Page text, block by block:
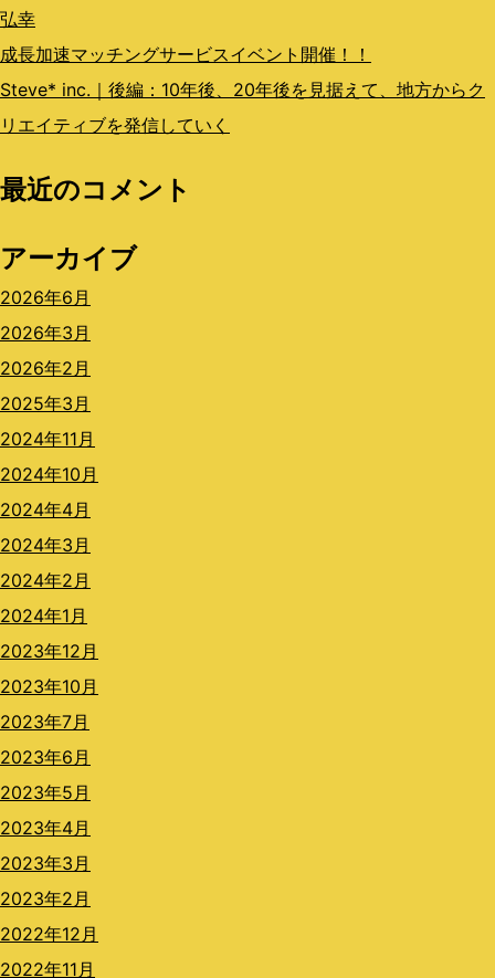
弘幸
成長加速マッチングサービスイベント開催！！
Steve* inc.｜後編：10年後、20年後を見据えて、地方からク
リエイティブを発信していく
最近のコメント
アーカイブ
2026年6月
2026年3月
2026年2月
2025年3月
2024年11月
2024年10月
2024年4月
2024年3月
2024年2月
2024年1月
2023年12月
2023年10月
2023年7月
2023年6月
2023年5月
2023年4月
2023年3月
2023年2月
2022年12月
2022年11月